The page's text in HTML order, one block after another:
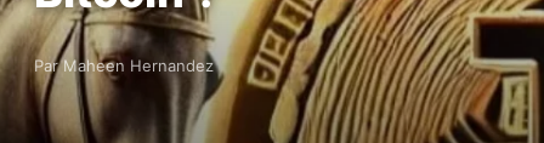
Par Maheen Hernandez